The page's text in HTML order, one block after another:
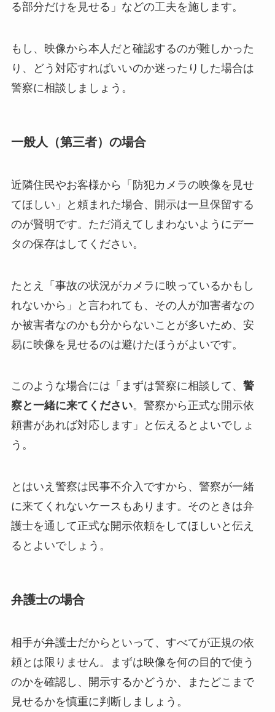
る部分だけを見せる」などの工夫を施します。
もし、映像から本人だと確認するのが難しかった
り、どう対応すればいいのか迷ったりした場合は
警察に相談しましょう。
一般人（第三者）の場合
近隣住民やお客様から「防犯カメラの映像を見せ
てほしい」と頼まれた場合、開示は一旦保留する
のが賢明です。ただ消えてしまわないようにデー
タの保存はしてください。
たとえ「事故の状況がカメラに映っているかもし
れないから」と言われても、その人が加害者なの
か被害者なのかも分からないことが多いため、安
易に映像を見せるのは避けたほうがよいです。
このような場合には「まずは警察に相談して、 警
察と一緒に来てください。警察から正式な開示依
頼書があれば対応します」と伝えるとよいでしょ
う。
とはいえ警察は民事不介入ですから、警察が一緒
に来てくれないケースもあります。そのときは弁
護士を通して正式な開示依頼をしてほしいと伝え
るとよいでしょう。
弁護士の場合
相手が弁護士だからといって、すべてが正規の依
頼とは限りません。まずは映像を何の目的で使う
のかを確認し、開示するかどうか、またどこまで
見せるかを慎重に判断しましょう。